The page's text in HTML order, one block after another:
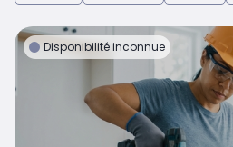
Disponibilité inconnue